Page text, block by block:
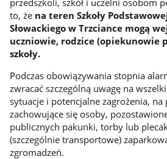
przedszkoli, szkół i uczelni osobom
to, że na teren Szkoły
Słowackiego w Trzciance mogą
uczniowie, rodzice (opiekunowie
szkoły.
Podczas obowiązywania stopnia
zwracać szczególną uwagę na
sytuacje i potencjalne zagrożenia,
zachowujące się osoby,
publicznych pakunki, torby lub
(szczególnie transportowe)
zgromadzeń.